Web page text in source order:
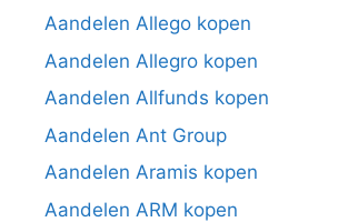
Aandelen Allego kopen
Aandelen Allegro kopen
Aandelen Allfunds kopen
Aandelen Ant Group
Aandelen Aramis kopen
Aandelen ARM kopen